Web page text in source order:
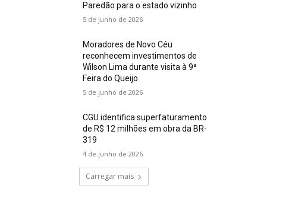
Paredão para o estado vizinho
5 de junho de 2026
Moradores de Novo Céu
reconhecem investimentos de
Wilson Lima durante visita à 9ª
Feira do Queijo
5 de junho de 2026
CGU identifica superfaturamento
de R$ 12 milhões em obra da BR-
319
4 de junho de 2026
Carregar mais